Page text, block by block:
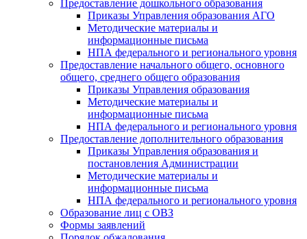
Предоставление дошкольного образования
Приказы Управления образования АГО
Методические материалы и
информационные письма
НПА федерального и регионального уровня
Предоставление начального общего, основного
общего, среднего общего образования
Приказы Управления образования
Методические материалы и
информационные письма
НПА федерального и регионального уровня
Предоставление дополнительного образования
Приказы Управления образования и
постановления Администрации
Методические материалы и
информационные письма
НПА федерального и регионального уровня
Образование лиц с ОВЗ
Формы заявлений